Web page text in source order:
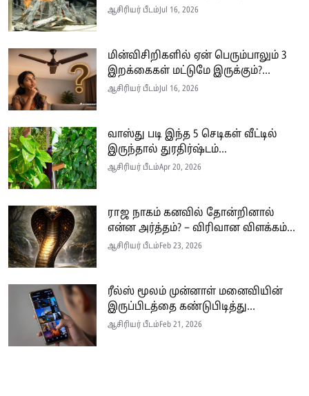
ஆசிரியர் பீடம்Jul 16, 2026
மின்விசிறிகளில் ஏன் பெரும்பாலும் 3
இறக்கைகள் மட்டுமே இருக்கும்?...
ஆசிரியர் பீடம்Jul 16, 2026
வாஸ்து படி இந்த 5 செடிகள் வீட்டில்
இருந்தால் துரதிர்ஷ்டம்...
ஆசிரியர் பீடம்Apr 20, 2026
ராஜ நாகம் கனவில் தோன்றினால்
என்ன அர்த்தம்? – விரிவான விளக்கம்...
ஆசிரியர் பீடம்Feb 23, 2026
ரீல்ஸ் மூலம் முன்னாள் மனைவியின்
இருப்பிடத்தை கண்டுபிடித்து...
ஆசிரியர் பீடம்Feb 21, 2026